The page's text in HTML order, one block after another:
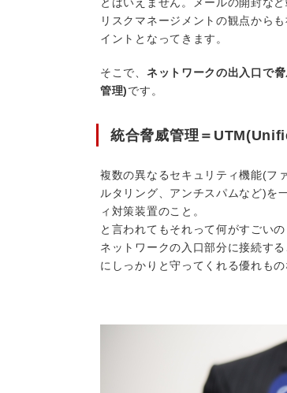
リスクマネージメントの観点から
イントとなってきます。
そこで、 ネットワークの出入口で
管理)です。
統合脅威管理＝
複数の異なるセキュリティ機能(フ
ルタリング、アンチスパムなど)を
ィ対策装置のこと。
と言われてもそれって何がすごい
ネットワークの入口部分に接続す
にしっかりと守ってくれる優れもの